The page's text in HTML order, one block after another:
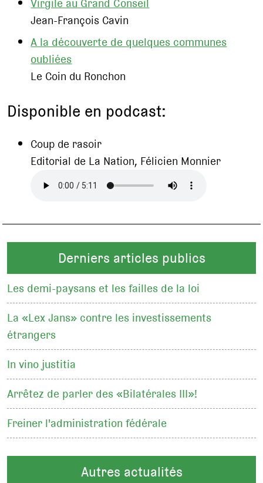
Jean-François Cavin
A la découverte de quelques communes
oubliées
Le Coin du Ronchon
Disponible en podcast:
Coup de rasoir
Editorial de La Nation, Félicien Monnier
Derniers articles publics
Les demi-paysans et les failles de la loi
La «Lex Jans» contre les investissements
étrangers
In vino justitia
Arrêtez de parler des «Bilatérales III»!
Freiner l'administration fédérale
Autres actualités